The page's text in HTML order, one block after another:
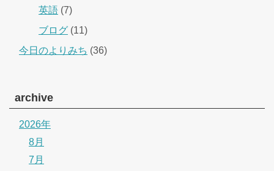
英語 (7)
ブログ (11)
今日のよりみち (36)
archive
2026年
8月
7月